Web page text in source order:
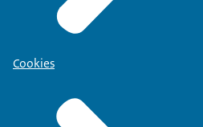
Cookies